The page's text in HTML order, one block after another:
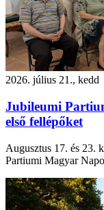
2026. július 21., kedd
Jubileumi
első fellépőket
Augusztus 17. és 23.
Partiumi Magyar